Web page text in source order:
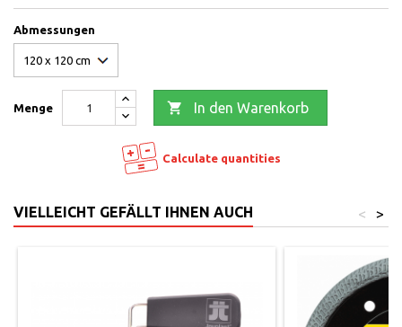
Abmessungen
Menge  In den Warenkorb
Calculate quantities
VIELLEICHT GEFÄLLT IHNEN AUCH >
<